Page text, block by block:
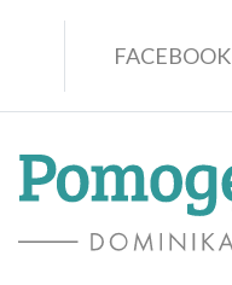
FACEBOOK